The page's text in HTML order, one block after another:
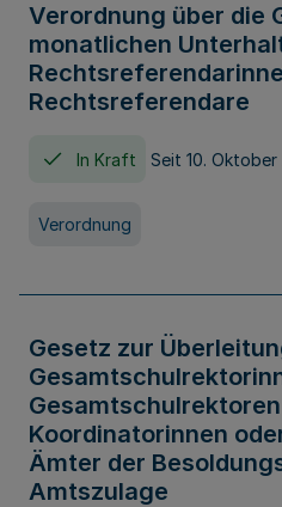
Verordnung über die
monatlichen
Rechtsreferendare
In Kraft Seit 10. Oktober
Verordnung
Gesetz zur
Gesamtschulrektoren
Koordinatorinnen
Ämter der
Amtszulage